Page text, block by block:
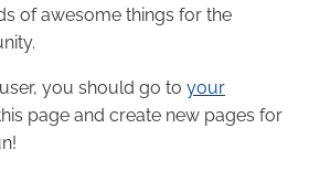
of awesome things for the
you should go to your
page and create new pages for